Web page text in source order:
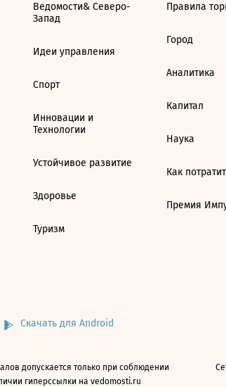
Ведомости& Северо-
Запад
Идеи управления
Спорт
Инновации и
Технологии
Устойчивое развитие
Здоровье
Туризм
Правила
Город
Аналитика
Капитал
Наука
Как
Премия
Скачать для Android
допускается только при соблюдении
гиперссылки на vedomosti.ru